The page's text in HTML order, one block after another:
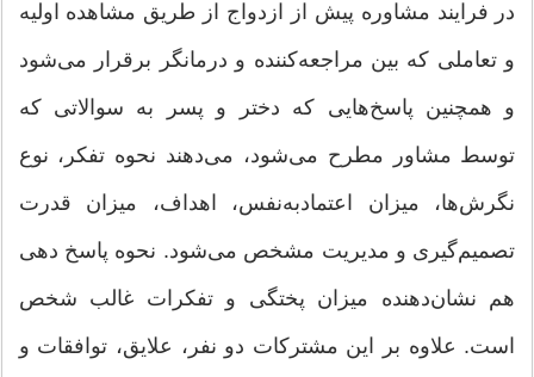
در فرایند مشاوره پیش از ازدواج از طریق مشاهده اولیه
و تعاملی که بین مراجعه‌کننده و درمانگر برقرار می‌شود
و همچنین پاسخ‌هایی که دختر و پسر به سوالاتی که
توسط مشاور مطرح می‌شود، می‌دهند نحوه تفکر، نوع
نگرش‌ها، میزان اعتمادبه‌نفس، اهداف، میزان قدرت
تصمیم‌گیری و مدیریت مشخص می‌شود. نحوه پاسخ دهی
هم نشان‌دهنده میزان پختگی و تفکرات غالب شخص
است. علاوه بر این مشترکات دو نفر، علایق، توافقات و